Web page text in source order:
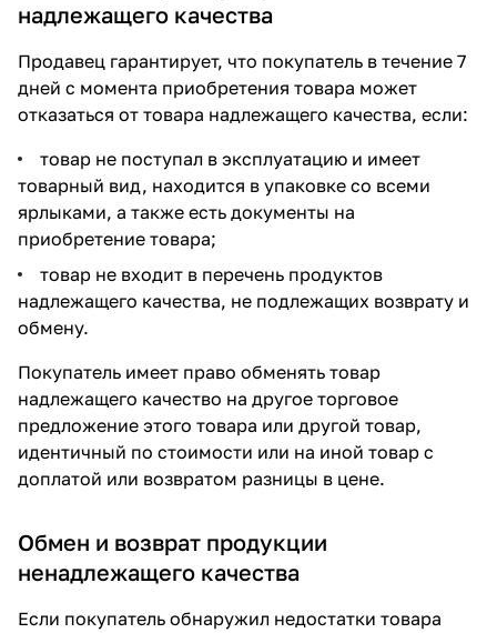
надлежащего качества
Продавец гарантирует, что покупатель в течение 7
дней с момента приобретения товара может
отказаться от товара надлежащего качества, если:
товар не поступал в эксплуатацию и имеет
товарный вид, находится в упаковке со всеми
ярлыками, а также есть документы на
приобретение товара;
товар не входит в перечень продуктов
надлежащего качества, не подлежащих возврату и
обмену.
Покупатель имеет право обменять товар
надлежащего качество на другое торговое
предложение этого товара или другой товар,
идентичный по стоимости или на иной товар с
доплатой или возвратом разницы в цене.
Обмен и возврат продукции
ненадлежащего качества
Если покупатель обнаружил недостатки товара